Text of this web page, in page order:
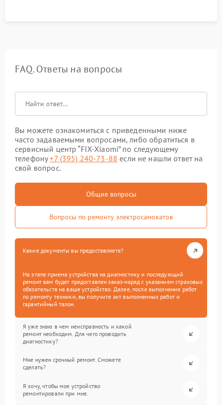
FAQ. Ответы на вопросы
Вы можете ознакомиться с приведенными ниже
часто задаваемыми вопросами, либо обратиться в
сервисный центр “FIX-Xiaomi” по следующему
телефону+7 (395) 240-73-88 если не нашли ответ на
свой вопрос.
Общие вопросы
Вопросы по ремонту электросамокатов
Какие документы вы предоставляете?
На этапе приема устройства на диагностику и последующий
ремонт вам будет предоставлен заказ-наряд с указанием страховых
обязательств на ваше устройство. Далее, после выполнения работ
по ремонту техники, вы получите акт выполненных работ и
гарантийный талон.
Я уже знаю в чем неисправность и какой
ремонт необходим. Для чего проводить
диагностику?
Мне нужен срочный ремонт. Сможете
сделать?
Я хочу, чтобы мое устройство
ремонтировали при мне.